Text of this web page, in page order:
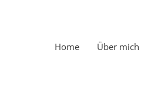
Home Über mich